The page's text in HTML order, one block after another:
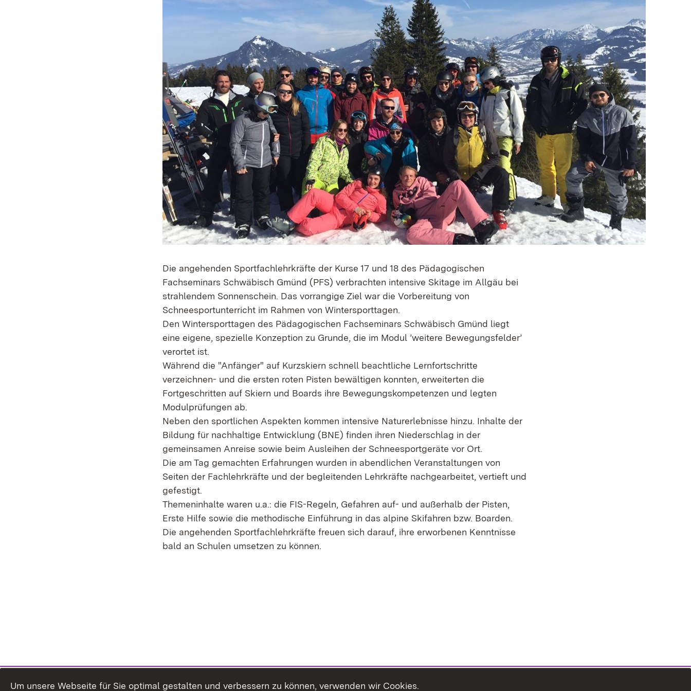
Die angehenden Sportfachlehrkräfte der Kurse 17 und 18 des Pädagogischen
Fachseminars Schwäbisch Gmünd (PFS) verbrachten intensive Skitage im Allgäu bei
strahlendem Sonnenschein. Das vorrangige Ziel war die Vorbereitung von
Schneesportunterricht im Rahmen von Wintersporttagen.
Den Wintersporttagen des Pädagogischen Fachseminars Schwäbisch Gmünd liegt
eine eigene, spezielle Konzeption zu Grunde, die im Modul ’weitere Bewegungsfelder’
verortet ist.
Während die "Anfänger" auf Kurzskiern schnell beachtliche Lernfortschritte
verzeichnen- und die ersten roten Pisten bewältigen konnten, erweiterten die
Fortgeschritten auf Skiern und Boards ihre Bewegungskompetenzen und legten
Modulprüfungen ab.
Neben den sportlichen Aspekten kommen intensive Naturerlebnisse hinzu. Inhalte der
Bildung für nachhaltige Entwicklung (BNE) finden ihren Niederschlag in der
gemeinsamen Anreise sowie beim Ausleihen der Schneesportgeräte vor Ort.
Die am Tag gemachten Erfahrungen wurden in abendlichen Veranstaltungen von
Seiten der Fachlehrkräfte und der begleitenden Lehrkräfte nachgearbeitet, vertieft und
gefestigt.
Themeninhalte waren u.a.: die FIS-Regeln, Gefahren auf- und außerhalb der Pisten,
Erste Hilfe sowie die methodische Einführung in das alpine Skifahren bzw. Boarden.
Die angehenden Sportfachlehrkräfte freuen sich darauf, ihre erworbenen Kenntnisse
bald an Schulen umsetzen zu können.
Um unsere Webseite für Sie optimal gestalten und verbessern zu können, verwenden wir Cookies.